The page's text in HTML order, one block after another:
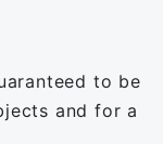
to be
and for a